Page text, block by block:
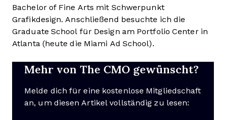
Bachelor of Fine Arts mit Schwerpunkt
Grafikdesign. Anschließend besuchte ich die
Graduate School für Design am Portfolio Center in
Atlanta (heute die Miami Ad School).
Mehr von The CMO gewünscht?
Melde dich für eine kostenlose Mitgliedschaft
an, um diesen Artikel vollständig zu lesen: